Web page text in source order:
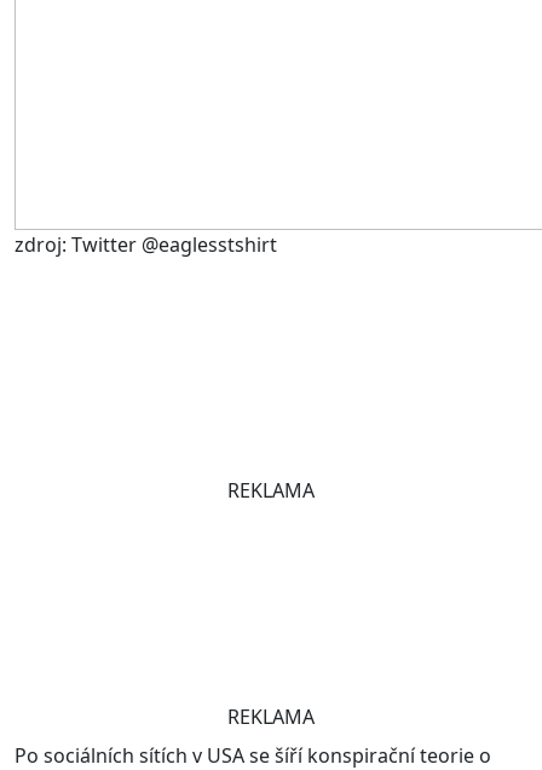
zdroj: Twitter @eaglesstshirt
REKLAMA
REKLAMA
Po sociálních sítích v USA se šíří konspirační teorie o